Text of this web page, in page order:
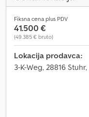
Fiksna cena plus PDV
41.500 €
(49.385 € bruto)
Lokacija prodavca:
3-K-Weg, 28816